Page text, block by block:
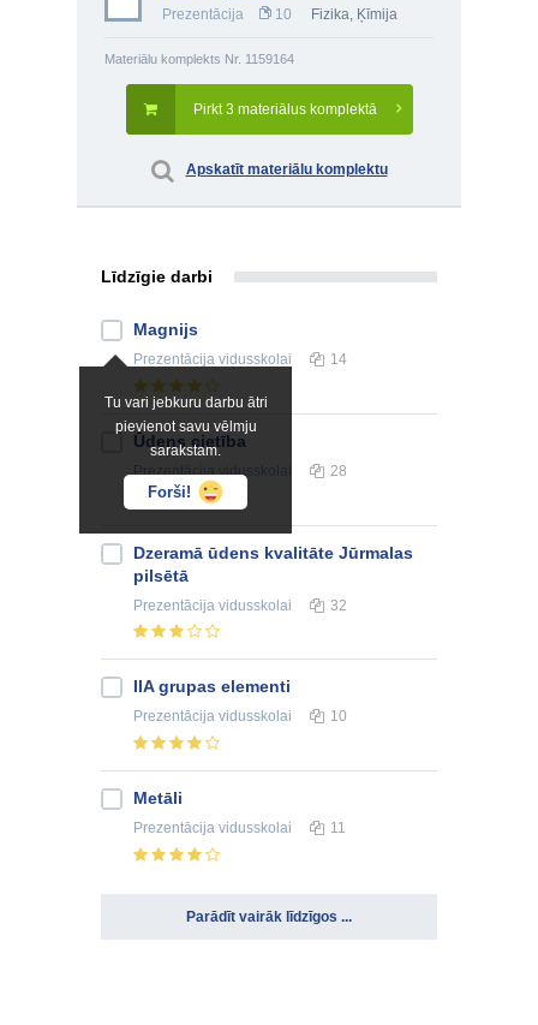
Prezentācija 10 Fizika, Ķīmija
Materiālu komplekts Nr. 1159164
Pirkt 3 materiālus komplektā
Apskatīt materiālu komplektu
Līdzīgie darbi
Tu vari jebkuru darbu ātri
pievienot savu vēlmju
sarakstam.
Forši!
Magnijs
Prezentācija vidusskolai 14
Ūdens cietība
Prezentācijavidusskolai 28
Dzeramā ūdens kvalitāte Jūrmalas
pilsētā
Prezentācija vidusskolai 32
IIA grupas elementi
Prezentācija vidusskolai 10
Metāli
Prezentācija vidusskolai 11
Parādīt vairāk līdzīgos ...